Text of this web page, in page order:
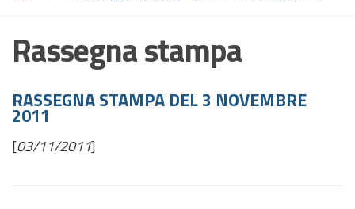
Rassegna stampa
RASSEGNA STAMPA DEL 3 NOVEMBRE
2011
[03/11/2011]